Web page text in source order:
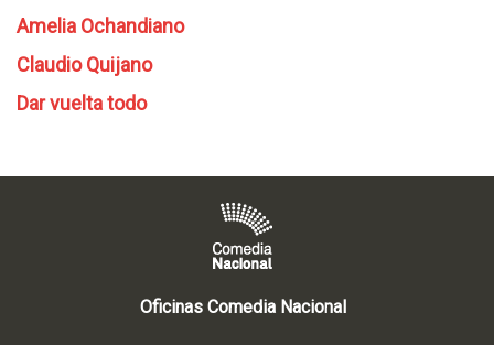
Amelia Ochandiano
Claudio Quijano
Dar vuelta todo
Oficinas Comedia Nacional